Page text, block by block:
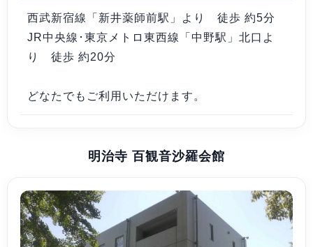
西武新宿線「新井薬師前駅」より 徒歩 約5分
JR中央線･東京メトロ東西線「中野駅」北口よ
り 徒歩 約20分
どなたでもご利用いただけます。
明治寺 百観音沙羅会館